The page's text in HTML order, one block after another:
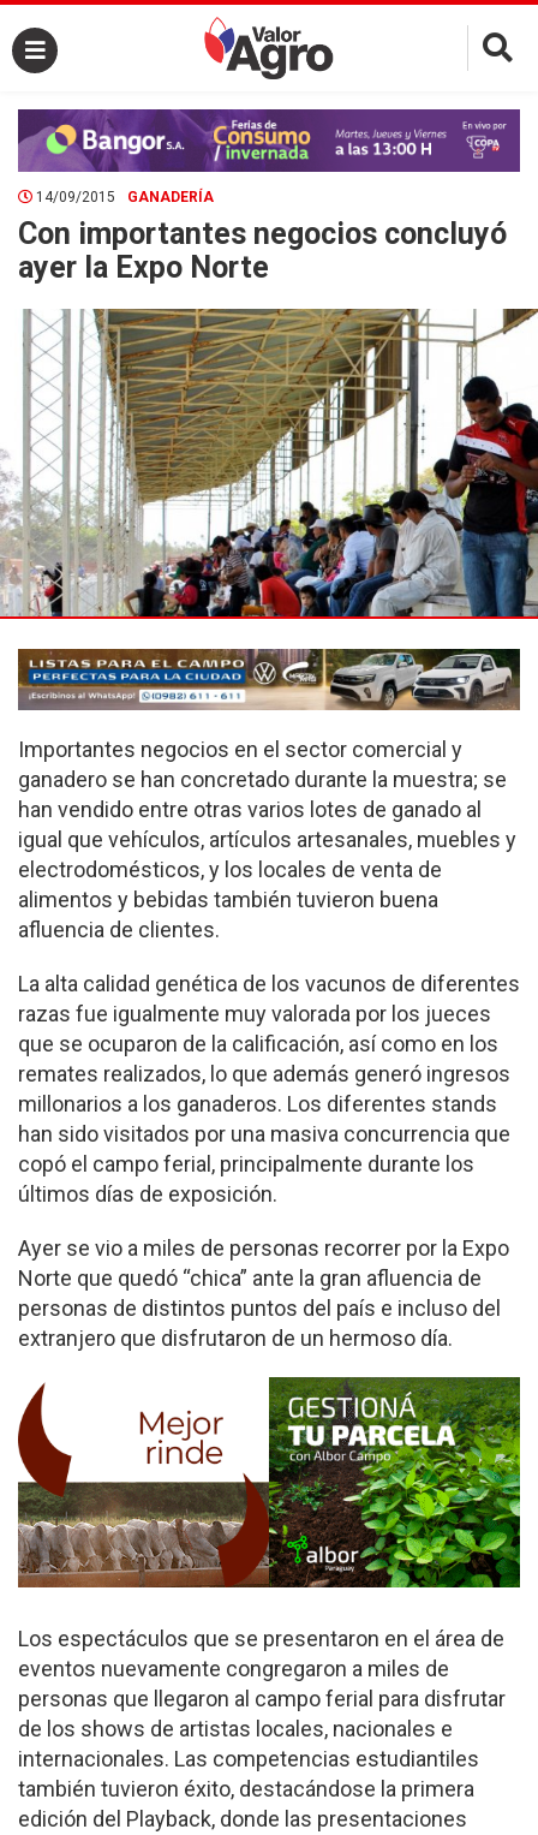
×
14/09/2015 GANADERÍA
Con importantes negocios concluyó
ayer la Expo Norte
Importantes negocios en el sector comercial y
ganadero se han concretado durante la muestra; se
han vendido entre otras varios lotes de ganado al
igual que vehículos, artículos artesanales, muebles y
electrodomésticos, y los locales de venta de
alimentos y bebidas también tuvieron buena
afluencia de clientes.
La alta calidad genética de los vacunos de diferentes
razas fue igualmente muy valorada por los jueces
que se ocuparon de la calificación, así como en los
remates realizados, lo que además generó ingresos
millonarios a los ganaderos. Los diferentes stands
han sido visitados por una masiva concurrencia que
copó el campo ferial, principalmente durante los
últimos días de exposición.
Ayer se vio a miles de personas recorrer por la Expo
Norte que quedó “chica” ante la gran afluencia de
personas de distintos puntos del país e incluso del
extranjero que disfrutaron de un hermoso día.
Los espectáculos que se presentaron en el área de
eventos nuevamente congregaron a miles de
personas que llegaron al campo ferial para disfrutar
de los shows de artistas locales, nacionales e
internacionales. Las competencias estudiantiles
también tuvieron éxito, destacándose la primera
edición del Playback, donde las presentaciones